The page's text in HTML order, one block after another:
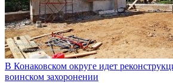
В Конаковском округе идет
воинском захоронении